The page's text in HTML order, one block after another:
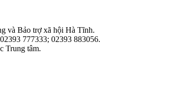
và Bảo trợ xã hội Hà Tĩnh.
777333; 02393 883056.
Trung tâm.